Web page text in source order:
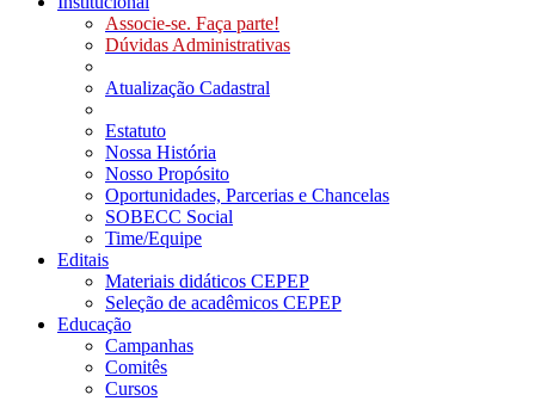
Associe-se. Faça parte!
Dúvidas Administrativas
Atualização Cadastral
Estatuto
Nossa História
Nosso Propósito
Oportunidades, Parcerias e Chancelas
SOBECC Social
Time/Equipe
Editais
Materiais didáticos CEPEP
Seleção de acadêmicos CEPEP
Educação
Campanhas
Comitês
Cursos